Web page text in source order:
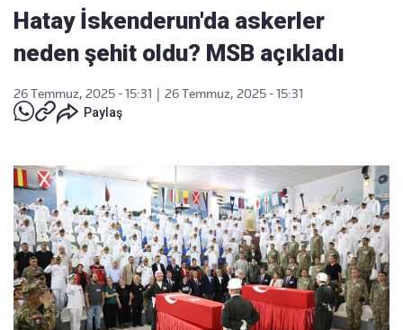
Hatay İskenderun'da askerler
neden şehit oldu? MSB açıkladı
26 Temmuz, 2025 - 15:31
26 Temmuz, 2025 - 15:31
Paylaş